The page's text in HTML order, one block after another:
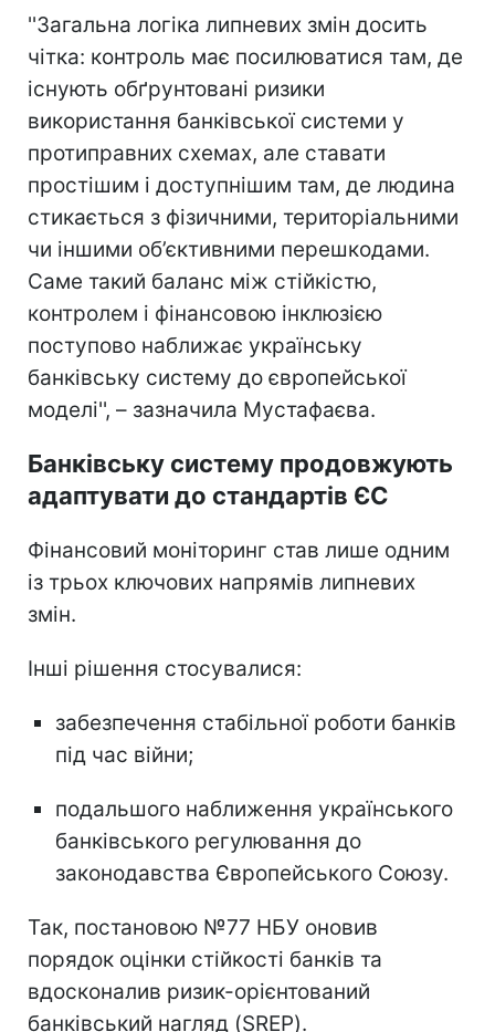
''Загальна логіка липневих змін досить
чітка: контроль має посилюватися там, де
існують обґрунтовані ризики
використання банківської системи у
протиправних схемах, але ставати
простішим і доступнішим там, де людина
стикається з фізичними, територіальними
чи іншими об’єктивними перешкодами.
Саме такий баланс між стійкістю,
контролем і фінансовою інклюзією
поступово наближає українську
банківську систему до європейської
моделі'', – зазначила Мустафаєва.
Банківську систему продовжують
адаптувати до стандартів ЄС
Фінансовий моніторинг став лише одним
із трьох ключових напрямів липневих
змін.
Інші рішення стосувалися:
забезпечення стабільної роботи банків
під час війни;
подальшого наближення українського
банківського регулювання до
законодавства Європейського Союзу.
Так, постановою №77 НБУ оновив
порядок оцінки стійкості банків та
вдосконалив ризик-орієнтований
банківський нагляд (SREP).